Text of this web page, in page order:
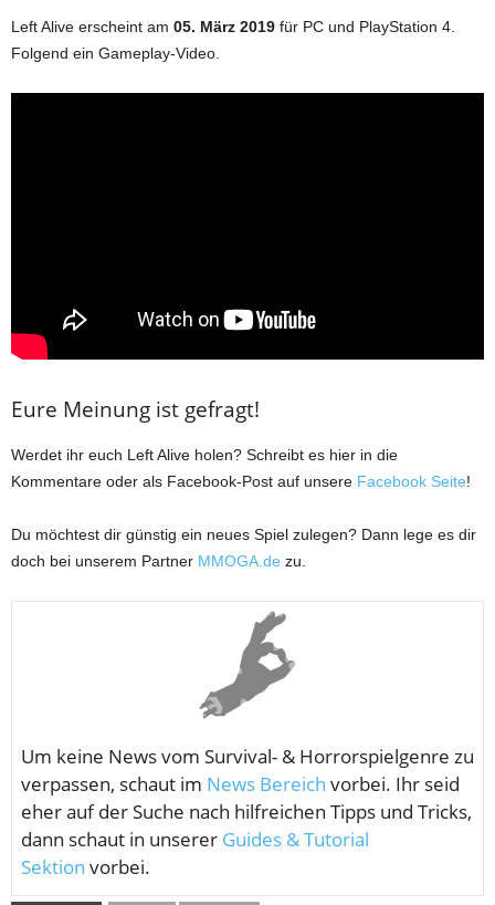
Left Alive erscheint am 05. März 2019 für PC und PlayStation 4.
Folgend ein Gameplay-Video.
Eure Meinung ist gefragt!
Werdet ihr euch Left Alive holen? Schreibt es hier in die
Kommentare oder als Facebook-Post auf unsere Facebook Seite!
Du möchtest dir günstig ein neues Spiel zulegen? Dann lege es dir
doch bei unserem Partner MMOGA.de zu.
Um keine News vom Survival- & Horrorspielgenre zu
verpassen, schaut im News Bereich vorbei. Ihr seid
eher auf der Suche nach hilfreichen Tipps und Tricks,
dann schaut in unserer Guides & Tutorial
Sektion vorbei.